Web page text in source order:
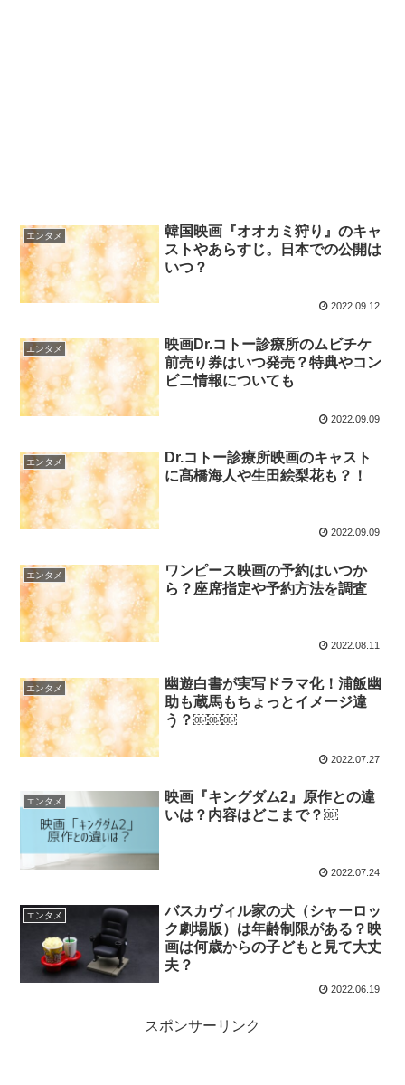
エンタメ
韓国映画『オオカミ狩り』のキャ
ストやあらすじ。日本での公開は
いつ？
2022.09.12
エンタメ
映画Dr.コトー診療所のムビチケ
前売り券はいつ発売？特典やコン
ビニ情報についても
2022.09.09
エンタメ
Dr.コトー診療所映画のキャスト
に髙橋海人や生田絵梨花も？！
2022.09.09
エンタメ
ワンピース映画の予約はいつか
ら？座席指定や予約方法を調査
2022.08.11
エンタメ
幽遊白書が実写ドラマ化！浦飯幽
助も蔵馬もちょっとイメージ違
う？￼￼￼
2022.07.27
エンタメ
映画『キングダム2』原作との違
いは？内容はどこまで？￼
2022.07.24
エンタメ
バスカヴィル家の犬（シャーロッ
ク劇場版）は年齢制限がある？映
画は何歳からの子どもと見て大丈
夫？
2022.06.19
スポンサーリンク